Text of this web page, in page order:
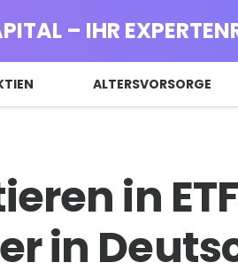
– IHR
ALTERSVORSORGE
in
in